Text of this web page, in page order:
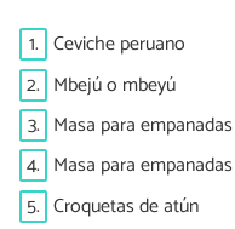
1. Ceviche peruano
2. Mbejú o mbeyú
3. Masa para
4. Masa para
5. Croquetas de atún